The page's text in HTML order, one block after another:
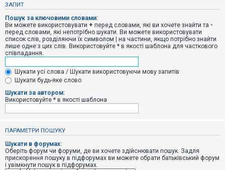
с
р
а
ц
і
я
Т
е
м
и
б
і
п
о
в
і
ЗАПИТ
Пошук за ключовими словами:
Ви можете використовувати + перед словами, які ви хочете знайти та -
перед словами, які непотрібно шукати. Ви можете використовувати
список слів, розділяючи їх символом | на частини, якщо потрібно знайти
лише одне з цих слів. Використовуйте * в якості шаблона для часткового
співпадання.
Шукати усі слова / Шукати використовуючи мову запитів
Шукати будь-яке слово
Шукати за автором:
Використовуйте * в якості шаблона
ПАРАМЕТРИ ПОШУКУ
Шукати в форумах:
Оберіть форум чи форуми, де ви хочете здійснювати пошук. Задля
прискорення пошуку в підфорумах ви можете обрати батьківський форум
і увімкнути пошук в підфорумах.